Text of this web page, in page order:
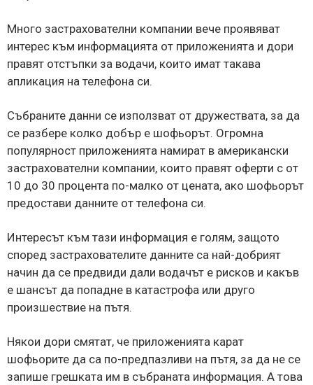
Много застрахователни компании вече проявяват
интерес към информацията от приложенията и дори
правят отстъпки за водачи, които имат такава
апликация на телефона си.
Събраните данни се използват от дружествата, за да
се разбере колко добър е шофьорът. Огромна
популярност приложенията намират в американски
застрахователни компании, които правят оферти с от
10 до 30 процента по-малко от цената, ако шофьорът
предостави данните от телефона си.
Интересът към тази информация е голям, защото
според застрахователите данните са най-добрият
начин да се предвиди дали водачът е рисков и какъв
е шансът да попадне в катастрофа или друго
произшествие на пътя.
Някои дори смятат, че приложенията карат
шофьорите да са по-предпазливи на пътя, за да не се
запише грешката им в събраната информация. А това